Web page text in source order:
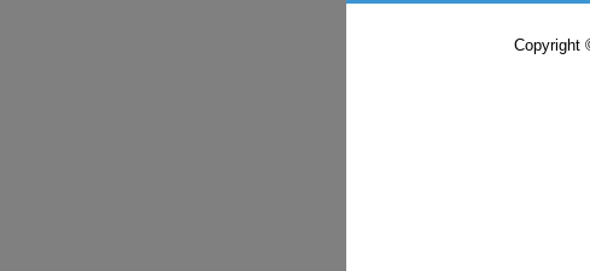
Copyright